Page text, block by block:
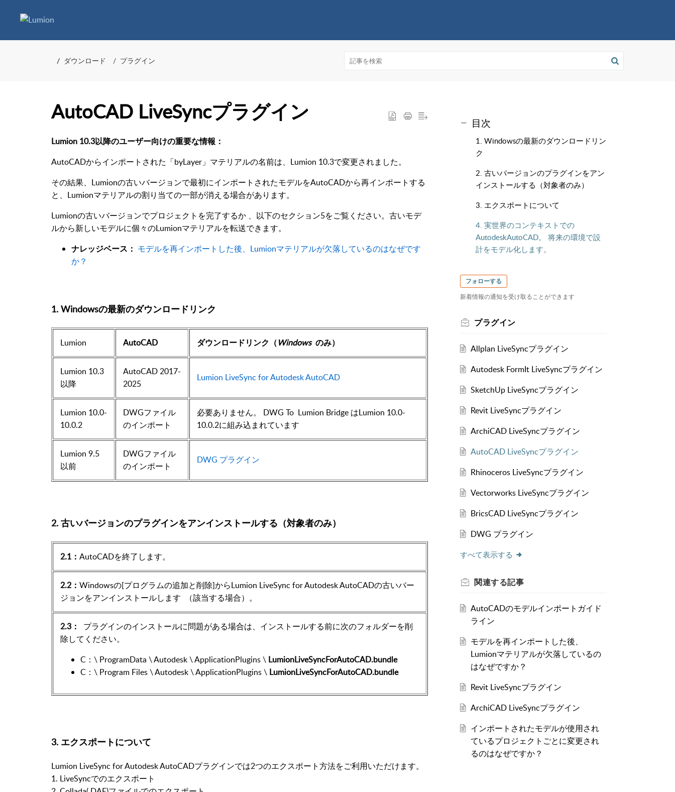
ダウンロード プラグイン
AutoCAD LiveSyncプラグイン
Lumion 10.3以降のユーザー向けの重要な情報：
AutoCADからインポートされた「byLayer」マテリアルの名前は、Lumion 10.3で変更されました。
その結果、Lumionの古いバージョンで最初にインポートされたモデルをAutoCADから再インポートする
と、Lumionマテリアルの割り当ての一部が消える場合があります。
Lumionの古いバージョンでプロジェクトを完了するか 、以下のセクション5をご覧ください。古いモデ
ルから新しいモデルに個々のLumionマテリアルを転送できます。
ナレッジベース： モデルを再インポートした後、Lumionマテリアルが欠落しているのはなぜです
か？
1. Windowsの最新のダウンロードリンク
Lumion AutoCAD ダウンロードリンク（Windowsのみ）
Lumion 10.3
以降
AutoCAD 2017-
2025
Lumion LiveSync for Autodesk AutoCAD
Lumion 10.0-
10.0.2
DWGファイル
のインポート
必要ありません。 DWG To Lumion Bridge はLumion 10.0-
10.0.2に組み込まれています
Lumion 9.5
以前
DWGファイル
のインポート
DWG プラグイン
2. 古いバージョンのプラグインをアンインストールする（対象者のみ）
2.1： AutoCADを終了します。
2.2： Windowsの[プログラムの追加と削除]からLumion LiveSync for Autodesk AutoCADの古いバー
ジョンをアンインストールします （該当する場合）。
2.3：
プラグインのインストールに問題がある場合は、インストールする前に次のフォルダーを削
除してください。
C：\ ProgramData \ Autodesk \ ApplicationPlugins \ LumionLiveSyncForAutoCAD.bundle
C：\ Program Files \ Autodesk \ ApplicationPlugins \ LumionLiveSyncForAutoCAD.bundle
3. エクスポートについて
Lumion LiveSync for Autodesk AutoCADプラグインでは2つのエクスポート方法をご利用いただけます。
1. LiveSyncでのエクスポート
目次
1. Windowsの最新のダウンロードリン
ク
2. 古いバージョンのプラグインをアン
インストールする（対象者のみ）
3. エクスポートについて
4. 実世界のコンテキストでの
AutodeskAutoCAD。 将来の環境で設
計をモデル化します。
フォローする
新着情報の通知を受け取ることができます
プラグイン
Allplan LiveSyncプラグイン
Autodesk FormIt LiveSyncプラグイン
SketchUp LiveSyncプラグイン
Revit LiveSyncプラグイン
ArchiCAD LiveSyncプラグイン
AutoCAD LiveSyncプラグイン
Rhinoceros LiveSyncプラグイン
Vectorworks LiveSyncプラグイン
BricsCAD LiveSyncプラグイン
DWG プラグイン
すべて表示する
関連する記事
AutoCADのモデルインポートガイド
ライン
モデルを再インポートした後、
Lumionマテリアルが欠落しているの
はなぜですか？
Revit LiveSyncプラグイン
ArchiCAD LiveSyncプラグイン
インポートされたモデルが使用され
ているプロジェクトごとに変更され
るのはなぜですか？